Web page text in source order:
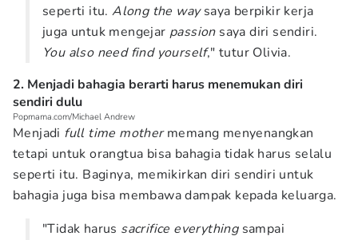
seperti itu.Along the waysaya berpikir kerja
juga untuk mengejar passionsaya diri sendiri.
You also need find yourself," tutur Olivia.
2. Menjadi bahagia berarti harus menemukan diri
sendiri dulu
Popmama.com/Michael Andrew
Menjadi full time mothermemang menyenangkan
tetapi untuk orangtua bisa bahagia tidak harus selalu
seperti itu. Baginya, memikirkan diri sendiri untuk
bahagia juga bisa membawa dampak kepada keluarga.
"Tidak harus sacrifice everythingsampai